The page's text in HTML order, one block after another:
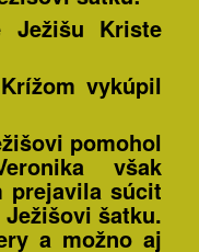
Kriste
vykúpil
pomohol
však
prejavila súcit
šatku.
a možno aj